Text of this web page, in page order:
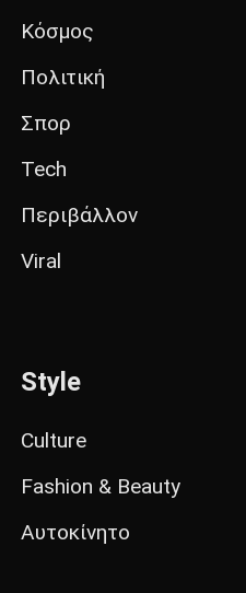
Κόσμος
Πολιτική
Σπορ
Tech
Περιβάλλον
Viral
Style
Culture
Fashion & Beauty
Αυτοκίνητο